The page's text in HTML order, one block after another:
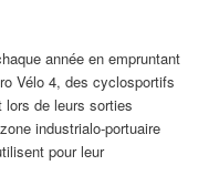
année en empruntant
Vélo 4, des cyclosportifs
lors de leurs sorties
industrialo-portuaire
pour leur